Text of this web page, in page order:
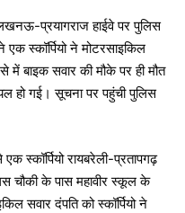
प्रयागराज हाईवे पर पुलिस
स्कॉर्पियो ने मोटरसाइकिल
में बाइक सवार की मौके पर ही मौत
हो गई। सूचना पर पहुंची पुलिस
स्कॉर्पियो रायबरेली-प्रतापगढ़
चौकी के पास महावीर स्कूल के
सवार दंपति को स्कॉर्पियो ने